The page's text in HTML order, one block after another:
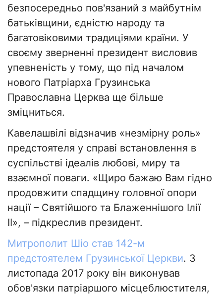
безпосередньо пов'язаний з майбутнім
батьківщини, єдністю народу та
багатовіковими традиціями країни. У
своєму зверненні президент висловив
упевненість у тому, що під началом
нового Патріарха Грузинська
Православна Церква ще більше
зміцниться.
Кавелашвілі відзначив «незмірну роль»
предстоятеля у справі встановлення в
суспільстві ідеалів любові, миру та
взаємної поваги. «Щиро бажаю Вам гідно
продовжити спадщину головної опори
нації – Святійшого та Блаженнішого Ілії
II», – підкреслив президент.
Митрополит Шіо став 142-м
предстоятелем Грузинської Церкви. З
листопада 2017 року він виконував
обов'язки патріаршого місцеблюстителя,